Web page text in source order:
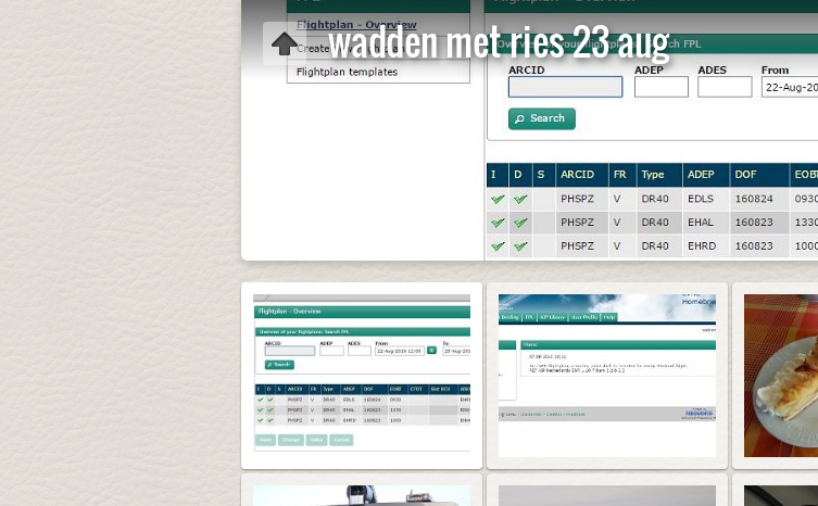
wadden met ries 23 aug